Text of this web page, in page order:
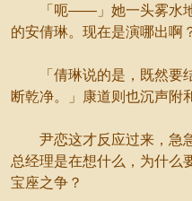
「呃——」她一头雾水地
的安倩琳。现在是演哪出啊
「倩琳说的是，既然要
断乾净。」康道则也沉声附
尹恋这才反应过来，急
总经理是在想什么，为什么
宝座之争？